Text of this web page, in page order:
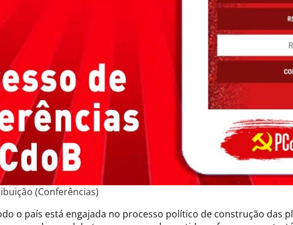
(Conferências)
o país está engajada no processo político de construção das